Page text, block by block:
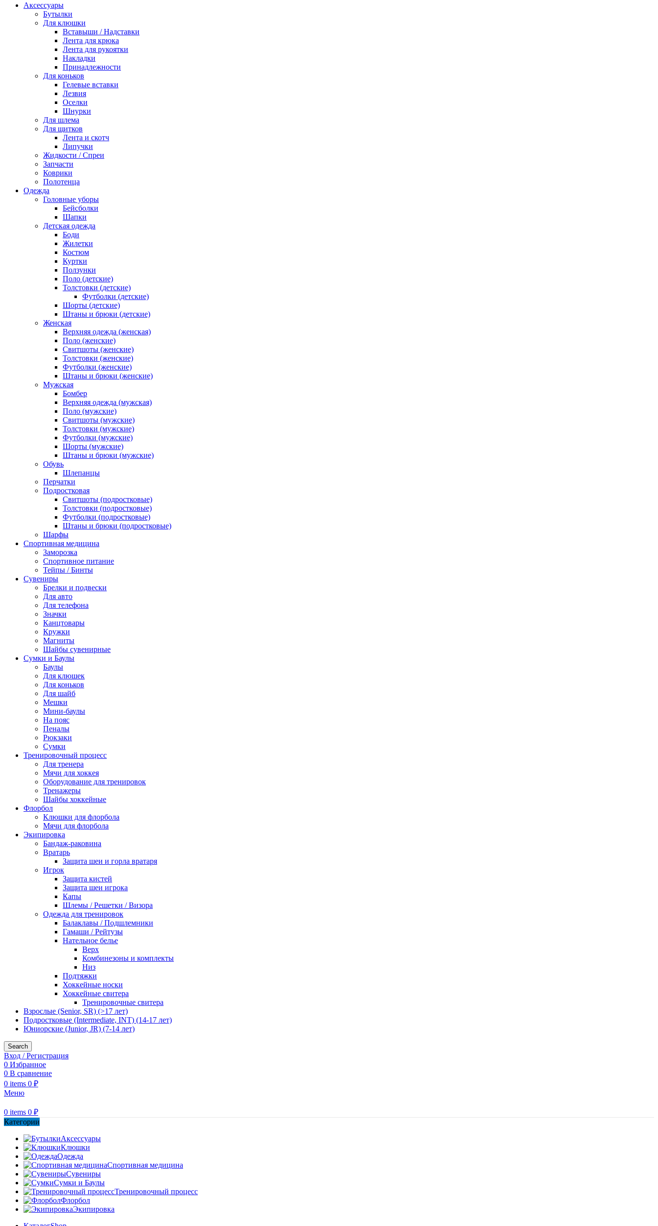
Аксессуары
Бутылки
Для клюшки
Вставыши / Надставки
Лента для крюка
Лента для рукоятки
Накладки
Принадлежности
Для коньков
Гелевые вставки
Лезвия
Оселки
Шнурки
Для шлема
Для щитков
Лента и скотч
Липучки
Жидкости / Спреи
Запчасти
Коврики
Полотенца
Одежда
Головные уборы
Бейсболки
Шапки
Детская одежда
Боди
Жилетки
Костюм
Куртки
Ползунки
Поло (детские)
Толстовки (детские)
Футболки (детские)
Шорты (детские)
Штаны и брюки (детские)
Женская
Верхняя одежда (женская)
Поло (женские)
Свитшоты (женские)
Толстовки (женские)
Футболки (женские)
Штаны и брюки (женские)
Мужская
Бомбер
Верхняя одежда (мужская)
Поло (мужские)
Свитшоты (мужские)
Толстовки (мужские)
Футболки (мужские)
Шорты (мужские)
Штаны и брюки (мужские)
Обувь
Шлепанцы
Перчатки
Подростковая
Свитшоты (подростковые)
Толстовки (подростковые)
Футболки (подростковые)
Штаны и брюки (подростковые)
Шарфы
Спортивная медицина
Заморозка
Спортивное питание
Тейпы / Бинты
Сувениры
Брелки и подвески
Для авто
Для телефона
Значки
Канцтовары
Кружки
Магниты
Шайбы сувенирные
Сумки и Баулы
Баулы
Для клюшек
Для коньков
Для шайб
Мешки
Мини-баулы
На пояс
Пеналы
Рюкзаки
Сумки
Тренировочный процесс
Для тренера
Мячи для хоккея
Оборудование для тренировок
Тренажеры
Шайбы хоккейные
Флорбол
Клюшки для флорбола
Мячи для флорбола
Экипировка
Бандаж-раковина
Вратарь
Защита шеи и горла вратаря
Игрок
Защита кистей
Защита шеи игрока
Капы
Шлемы / Решетки / Визора
Одежда для тренировок
Балаклавы / Подшлемники
Гамаши / Рейтузы
Нательное белье
Верх
Комбинезоны и комплекты
Низ
Подтяжки
Хоккейные носки
Хоккейные свитера
Тренировочные свитера
Взрослые (Senior, SR) (>17 лет)
Подростковые (Intermediate, INT) (14-17 лет)
Юниорские (Junior, JR) (7-14 лет)
Search
Вход / Регистрация
0 Избранное
0 В сравнение
0 items 0 ₽
Меню
0 items 0 ₽
Категории
Аксессуары
Клюшки
Одежда
Спортивная медицина
Сувениры
Сумки и Баулы
Тренировочный процесс
Флорбол
Экипировка